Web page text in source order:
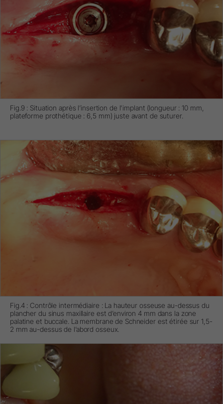
Fig.9 : Situation après l’insertion de l'implant (longueur : 10 mm,
plateforme prothétique : 6,5 mm) juste avant de suturer.
Fig.4 : Contrôle intermédiaire : La hauteur osseuse au-dessus du
plancher du sinus maxillaire est d’environ 4 mm dans la zone
palatine et buccale. La membrane de Schneider est étirée sur 1,5-
2 mm au-dessus de l’abord osseux.